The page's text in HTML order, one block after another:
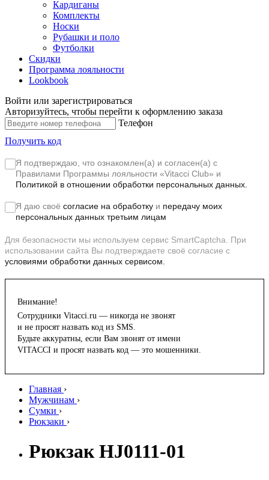
Кардиганы
Комплекты
Носки
Рубашки и поло
Футболки
Скидки
Программа лояльности
Lookbook
Войти или зарегистрироваться
Авторизуйтесь, чтобы перейти к оформлению заказа
Телефон
Получить код
Я подтверждаю, что ознакомлен(а) и согласен(а) с
Правилами Программы лояльности «Vitacci Club» и
Политикой в отношении обработки персональных данных.
Я даю своё согласие на обработку и передачу моих
персональных данных третьим лицам
Для безопасности мы используем сервис SmartCaptcha. При
использовании сайта Вы подтверждаете своё согласие с
условиями обработки данных сервисом.
Внимание!
Сотрудники Vitacci.ru — никогда не звонят
и не просят назвать код из SMS.
Будьте аккуратны, если Вам звонят от имени
VITACCI и просят назвать код — это мошенники.
Главная ›
Мужчинам ›
Сумки ›
Рюкзаки ›
Рюкзак HJ0111-01